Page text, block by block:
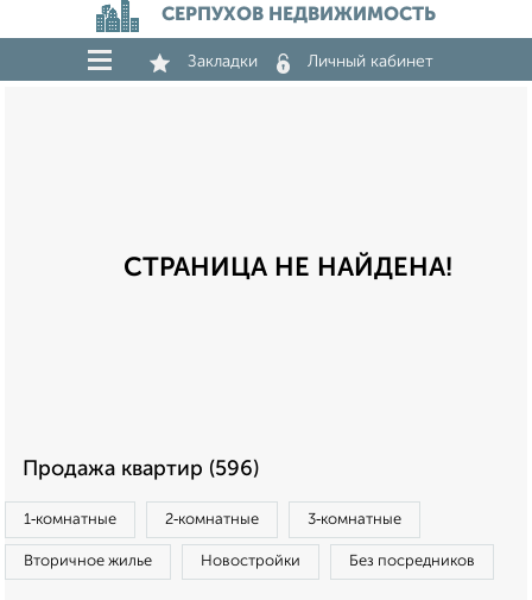
СЕРПУХОВ НЕДВИЖИМОСТЬ
Закладки Личный кабинет
СТРАНИЦА НЕ НАЙДЕНА!
Продажа квартир (596)
1‑комнатные 2‑комнатные 3‑комнатные
Вторичное жилье Новостройки Без посредников